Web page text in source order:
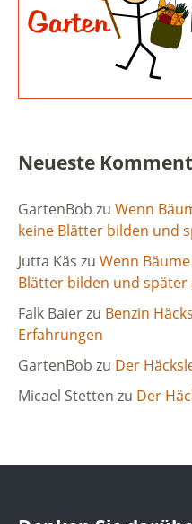
Neueste
GartenBob zu Wenn
keine Blätter bilden und
Jutta Käs zu Wenn
Blätter bilden und später
Falk Baierzu Benzin
Erfahrungen
GartenBob zu Der
Micael Stetten zu Der